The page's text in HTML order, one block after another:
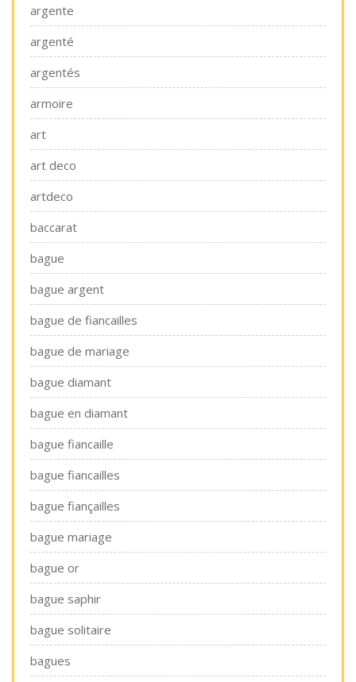
argente
argenté
argentés
armoire
art
art deco
artdeco
baccarat
bague
bague argent
bague de fiancailles
bague de mariage
bague diamant
bague en diamant
bague fiancaille
bague fiancailles
bague fiançailles
bague mariage
bague or
bague saphir
bague solitaire
bagues